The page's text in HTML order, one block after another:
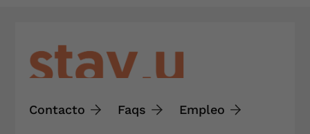
Contacto Faqs Empleo